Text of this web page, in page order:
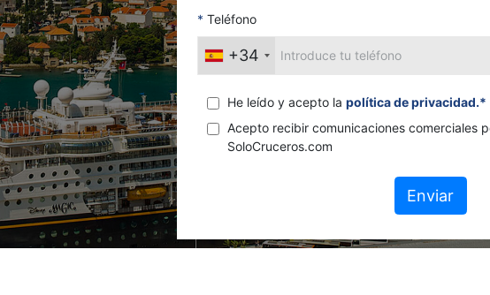
* Teléfono
+34
He leído y acepto la política de privacidad.*
Acepto recibir comunicaciones comerciales
SoloCruceros.com
Enviar